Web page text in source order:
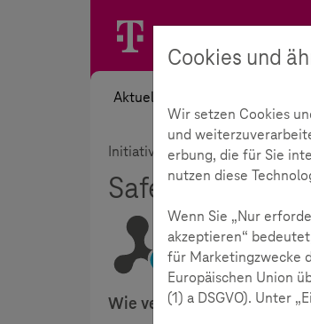
Aktuelles
Initiative Rückblick Safer
Safer Internet
Lesezeit:3
Wie verhalte ich mich im
Cookies und
Wir setzen Cookies
und
erbung, die für Sie
nutzen diese
Wenn Sie „Nur
akzeptieren“
für Marketingzwecke
Europäischen Union
(1) a DSGVO). Unter